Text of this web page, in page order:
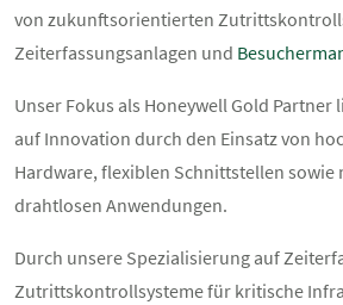
von zukunftsorientierten
Zeiterfassungsanlagen und
Unser Fokus als Honeywell Gold Partner
auf Innovation durch den Einsatz von
Hardware, flexiblen Schnittstellen sowie
drahtlosen Anwendungen.
Durch unsere Spezialisierung auf
Zutrittskontrollsysteme für kritische